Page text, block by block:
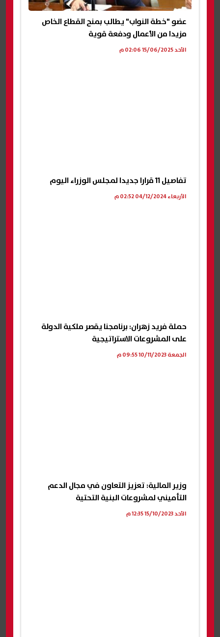
عضو "خطة النواب" يطالب بمنح القطاع الخاص
مزيدا من الأعمال ودفعة قوية
الأحد 15/06/2025 02:06 م
تفاصيل 11 قرارا جديدا لمجلس الوزراء اليوم
الأربعاء 04/12/2024 02:52 م
حملة فريد زهران: برنامجنا يقصر ملكية الدولة
على المشروعات الاستراتيجية
الجمعة 10/11/2023 09:55 م
وزير المالية: تعزيز التعاون في مجال الدعم
التأميني لمشروعات البنية التحتية
الأحد 15/10/2023 12:35 م